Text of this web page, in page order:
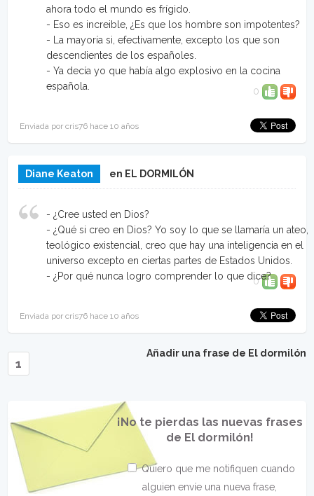
ahora todo el mundo es frígido.
- Eso es increible, ¿Es que los hombre son impotentes?
- La mayoría si, efectivamente, excepto los que son
descendientes de los españoles.
- Ya decía yo que había algo explosivo en la cocina
española.
0
Enviada por cris76 hace 10 años
Diane Keaton en EL DORMILÓN
- ¿Cree usted en Dios?
- ¿Qué si creo en Dios? Yo soy lo que se llamaría un ateo,
teológico existencial, creo que hay una inteligencia en el
universo excepto en ciertas partes de Estados Unidos.
- ¿Por qué nunca logro comprender lo que dice?
0
Enviada por cris76 hace 10 años
Añadir una frase de El dormilón
1
¡No te pierdas las nuevas frases
de El dormilón!
Quiero que me notifiquen cuando
alguien envíe una nueva frase,